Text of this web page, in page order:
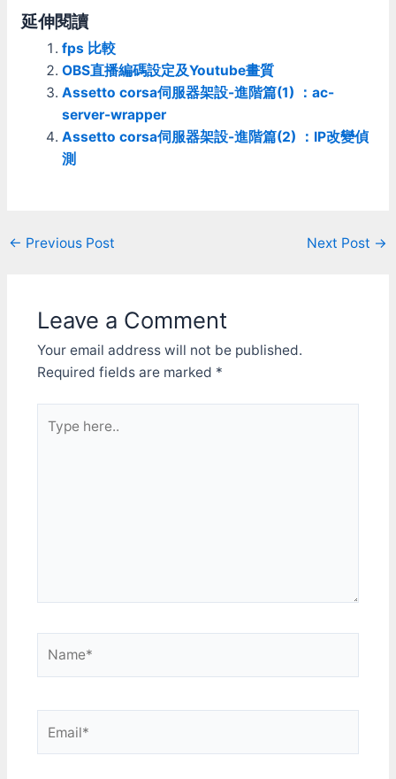
遊戲取得 直接下載，可玩
一台車(Formula 1600)和幾
個賽道 付費之後可解除其
車車輛/賽道的鎖定。 單機
功能 只有一個簡單的練習
模式 自己選了場地和車就
進去繞圈圈那樣。 AI 完全
沒有 連線功能 據說導入了
iRacing的賽事系統。 不過
來。 比賽規則可分為三
間) / 比賽 (自定圈數) 直接
比賽 (自定圈數) 開伺服器
之前會有介面可以設定一些
選項 選單介面 多個獨立程
式拼湊而成，整合非常的
差。主選單美工還可以，不
過能看的也只有這麼一頁。
使用上相當痛苦。 顯示選
體驗一下。 價格 在steam
特賣的時候購買，第一個月
只要nt$111(從下單的那一
刻就開始算月費)，第二個
月之後就回復到$nt328/
月，年費則是$nt2048/
年；要玩的話還是買整年的
比較划算。 除了月費之
外，基本款以外的車輛和賽
道也需要另外購買才能取
頁 因為上面有很多賽事資
種設定選項都已經作成無腦
上手，基本上不需要太複雜
的設定就可以參賽。這方面
成熟度算是相當不錯。 車
輛 & 賽道 一開始基礎的車
的，大概老美喜歡這調調。
相比之下AC那個PIT舉牌的
像個木頭人似的。 但
iRacing在PIT換胎的時候就
別升起來，然後再放下，真
是見鬼了。這邊就覺得未免
延伸閱讀
fps 比較
OBS直播編碼設定及Youtube畫質
Assetto corsa伺服器架設-進階篇(1) ：ac-
server-wrapper
Assetto corsa伺服器架設-進階篇(2) ：IP改變偵
測
Post
← Previous Post Next Post →
Leave a Comment
Your email address will not be published.
Required fields are marked *
here..